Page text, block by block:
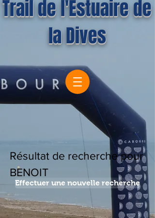
Trail de l'Estuaire de
la Dives
Résultat de recherche pour
BENOIT
Effectuer une nouvelle recherche